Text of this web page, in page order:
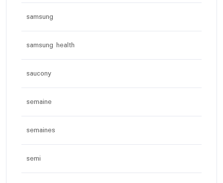
samsung
samsung health
saucony
semaine
semaines
semi